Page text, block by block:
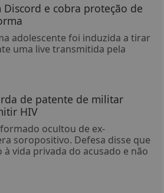
Discord e cobra proteção de
adolescente foi induzida a tirar
uma live transmitida pela
de patente de militar
HIV
ocultou de ex-
soropositivo. Defesa disse que
vida privada do acusado e não